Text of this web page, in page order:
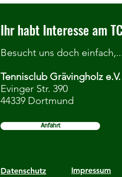
Gefährdung durch digitale Medien
- Präventionsangebot Kinder- &
Ihr habt Interesse am
Besucht uns doch
Tennisclub Grävingholz e.V.
Evinger Str. 390
44339 Dortmund
Anfahrt
Datenschutz Impressum